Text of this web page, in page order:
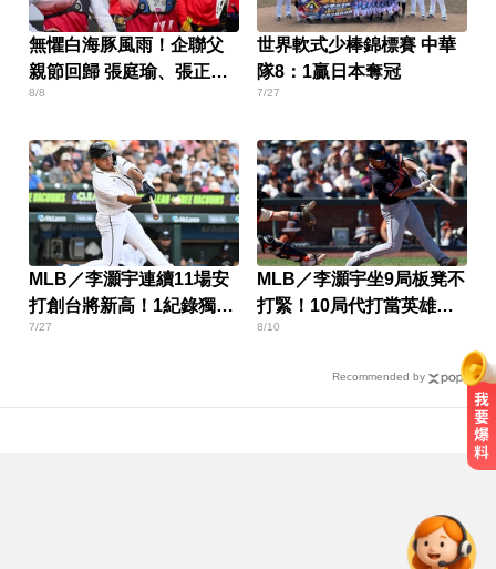
無懼白海豚風雨！企聯父
親節回歸 張庭瑜、張正韋
用勝利感謝老爸
8/8
世界軟式少棒錦標賽 中華
隊8：1贏日本奪冠
7/27
MLB／李灝宇連續11場安
打創台將新高！1紀錄獨居
史上第2
7/27
MLB／李灝宇坐9局板凳不
打緊！10局代打當英雄奪
勝
8/10
Recommended by